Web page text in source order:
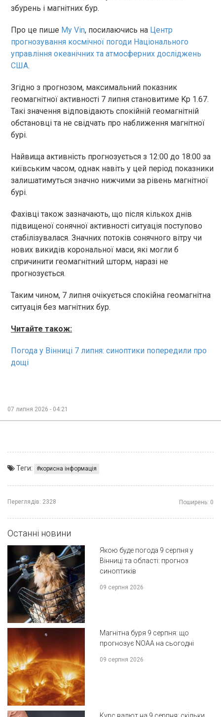
збурень і магнітних бур.
Про це пише My Vin, посилаючись на Центр
прогнозування космічної погоди Національного
управління океанічних та атмосферних досліджень
США.
Згідно з прогнозом, максимальний показник
геомагнітної активності 7 липня становитиме Kp 1.67.
Такі значення відповідають спокійній геомагнітній
обстановці та не свідчать про наближення магнітної
бурі.
Найвища активність прогнозується з 12:00 до 18:00 за
київським часом, однак навіть у цей період показники
залишатимуться значно нижчими за рівень магнітної
бурі.
Фахівці також зазначають, що після кількох днів
підвищеної сонячної активності ситуація поступово
стабілізувалася. Значних потоків сонячного вітру чи
нових викидів корональної маси, які могли б
спричинити геомагнітний шторм, наразі не
прогнозується.
Таким чином, 7 липня очікується спокійна геомагнітна
ситуація без магнітних бур.
Читайте також:
Погода у Вінниці 7 липня: синоптики попередили про
дощі
07 липня 2026 - 04:21
Теги: корисна інформація
Переглядів: 2328 Поширень: 0
Останні новини
Якою буде погода 9 серпня у
Вінниці та області: прогноз
синоптиків
09 серпня 2026
Магнітна буря 9 серпня: що
прогнозує NOAA на сьогодні
09 серпня 2026
Курс валют на 9 серпня: скільки